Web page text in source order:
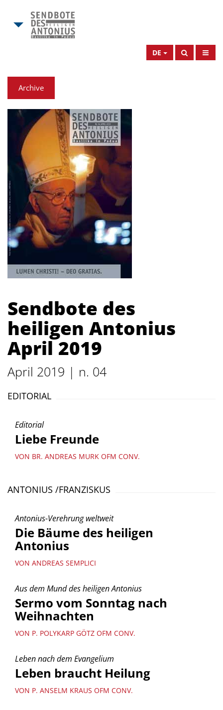
DE
Archive
Sendbote des
heiligen Antonius
April 2019
April 2019 | n. 04
EDITORIAL
Editorial
Liebe Freunde
VON BR. ANDREAS MURK OFM CONV.
ANTONIUS /FRANZISKUS
Antonius-Verehrung weltweit
Die Bäume des heiligen
Antonius
VON ANDREAS SEMPLICI
Aus dem Mund des heiligen Antonius
Sermo vom Sonntag nach
Weihnachten
VON P. POLYKARP GÖTZ OFM CONV.
Leben nach dem Evangelium
Leben braucht Heilung
VON P. ANSELM KRAUS OFM CONV.